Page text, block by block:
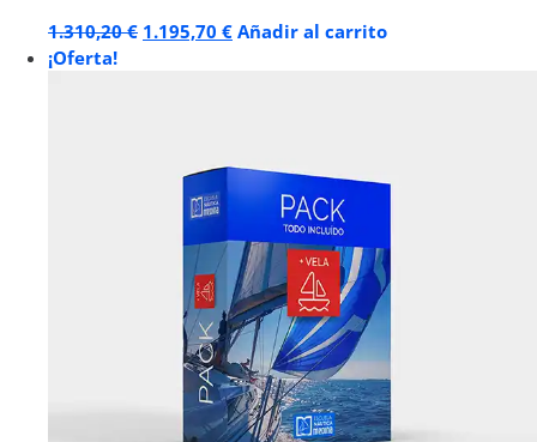
1.310,20€ 1.195,70 € Añadir al carrito
¡Oferta!